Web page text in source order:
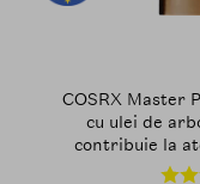
COSRX Master
cu ulei de
contribuie la